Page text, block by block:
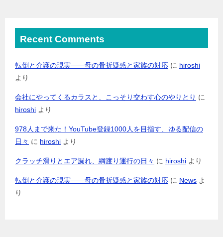
Recent Comments
転倒と介護の現実――母の骨折疑惑と家族の対応 に hiroshi
より
会社にやってくるカラスと、こっそり交わす心のやりとり に
hiroshi より
978人まで来た！YouTube登録1000人を目指す、ゆる配信の
日々 に hiroshi より
クラッチ滑りとエア漏れ、綱渡り運行の日々 に hiroshi より
転倒と介護の現実――母の骨折疑惑と家族の対応 に News よ
り